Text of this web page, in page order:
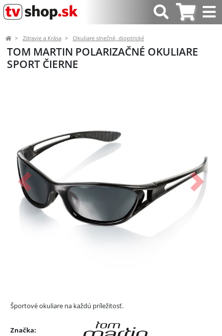
Zdravie a Krása Okuliare slnečné, dioptrické
TOM MARTIN POLARIZAČNÉ OKULIARE
SPORT ČIERNE
Predchádzajúci Ďalší
Športové okuliare na každú príležitosť.
Značka: